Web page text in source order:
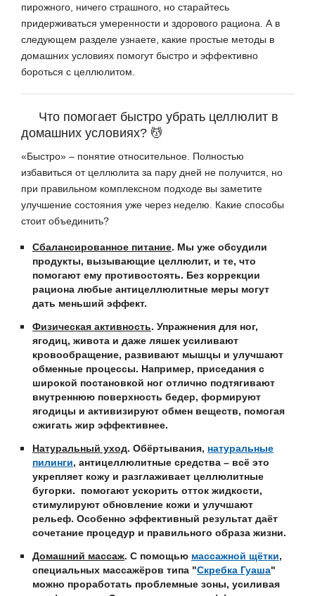
пирожного, ничего страшного, но старайтесь
придерживаться умеренности и здорового рациона. А в
следующем разделе узнаете, какие простые методы в
домашних условиях помогут быстро и эффективно
бороться с целлюлитом.
Что помогает быстро убрать целлюлит в
домашних условиях? 💆
«Быстро» – понятие относительное. Полностью
избавиться от целлюлита за пару дней не получится, но
при правильном комплексном подходе вы заметите
улучшение состояния уже через неделю. Какие способы
стоит объединить?
Сбалансированное питание. Мы уже обсудили
продукты, вызывающие целлюлит, и те, что
помогают ему противостоять. Без коррекции
рациона любые антицеллюлитные меры могут
дать меньший эффект.
Физическая активность. Упражнения для ног,
ягодиц, живота и даже ляшек усиливают
кровообращение, развивают мышцы и улучшают
обменные процессы. Например, приседания с
широкой постановкой ног отлично подтягивают
внутреннюю поверхность бедер, формируют
ягодицы и активизируют обмен веществ, помогая
сжигать жир эффективнее.
Натуральный уход. Обёртывания, натуральные
пилинги, антицеллюлитные средства – всё это
укрепляет кожу и разглаживает целлюлитные
бугорки. помогают ускорить отток жидкости,
стимулируют обновление кожи и улучшают
рельеф. Особенно эффективный результат даёт
сочетание процедур и правильного образа жизни.
Домашний массаж. С помощью массажной щётки,
специальных массажёров типа "Скребка Гуаша"
можно проработать проблемные зоны, усиливая